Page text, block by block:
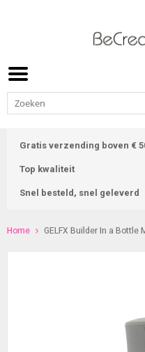
Gratis verzending boven €
Top kwaliteit
Snel besteld, snel geleverd
Home GELFX Builder In a Bottle